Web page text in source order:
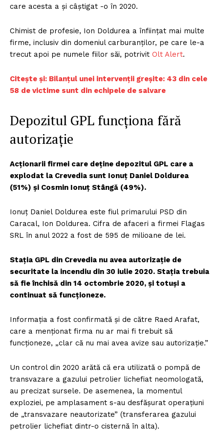
care acesta a și câștigat -o în 2020.
Chimist de profesie, Ion Doldurea a înființat mai multe
firme, inclusiv din domeniul carburanților, pe care le-a
trecut apoi pe numele fiilor săi, potrivit Olt Alert.
Citește și: Bilanțul unei intervenții greșite: 43 din cele
58 de victime sunt din echipele de salvare
Depozitul GPL funcționa fără
autorizație
Acționarii firmei care deține depozitul GPL care a
explodat la Crevedia sunt Ionuț Daniel Doldurea
(51%) și Cosmin Ionuț Stângă (49%).
Ionuț Daniel Doldurea este fiul primarului PSD din
Caracal, Ion Doldurea. Cifra de afaceri a firmei Flagas
SRL în anul 2022 a fost de 595 de milioane de lei.
Stația GPL din Crevedia nu avea autorizație de
securitate la incendiu din 30 iulie 2020. Stația trebuia
să fie închisă din 14 octombrie 2020, și totuși a
continuat să funcționeze.
Informația a fost confirmată și de către Raed Arafat,
care a menționat firma nu ar mai fi trebuit să
funcționeze, „clar că nu mai avea avize sau autorizație.”
Un control din 2020 arătă că era utilizată o pompă de
transvazare a gazului petrolier lichefiat neomologată,
au precizat sursele. De asemenea, la momentul
exploziei, pe amplasament s-au desfășurat operațiuni
de „transvazare neautorizate” (transferarea gazului
petrolier lichefiat dintr-o cisternă în alta).